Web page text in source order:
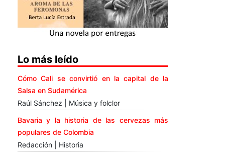
Lo más leído
Cómo Cali se convirtió en la capital de la
Salsa en Sudamérica
Raúl Sánchez | Música y folclor
Bavaria y la historia de las cervezas más
populares de Colombia
Redacción | Historia